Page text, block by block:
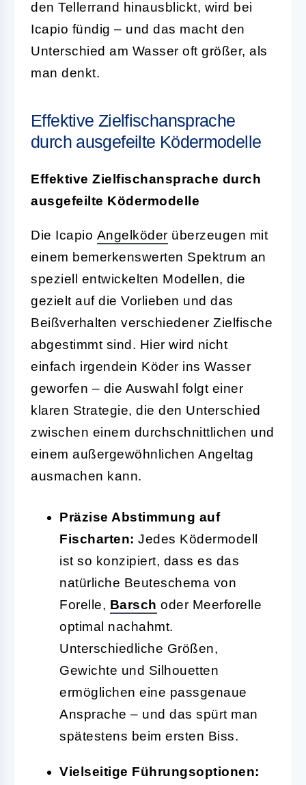
den Tellerrand hinausblickt, wird bei
Icapio fündig – und das macht den
Unterschied am Wasser oft größer, als
man denkt.
Effektive Zielfischansprache
durch ausgefeilte Ködermodelle
Effektive Zielfischansprache durch
ausgefeilte Ködermodelle
Die Icapio Angelköder überzeugen mit
einem bemerkenswerten Spektrum an
speziell entwickelten Modellen, die
gezielt auf die Vorlieben und das
Beißverhalten verschiedener Zielfische
abgestimmt sind. Hier wird nicht
einfach irgendein Köder ins Wasser
geworfen – die Auswahl folgt einer
klaren Strategie, die den Unterschied
zwischen einem durchschnittlichen und
einem außergewöhnlichen Angeltag
ausmachen kann.
Präzise Abstimmung auf
Fischarten: Jedes Ködermodell
ist so konzipiert, dass es das
natürliche Beuteschema von
Forelle, Barsch oder Meerforelle
optimal nachahmt.
Unterschiedliche Größen,
Gewichte und Silhouetten
ermöglichen eine passgenaue
Ansprache – und das spürt man
spätestens beim ersten Biss.
Vielseitige Führungsoptionen: